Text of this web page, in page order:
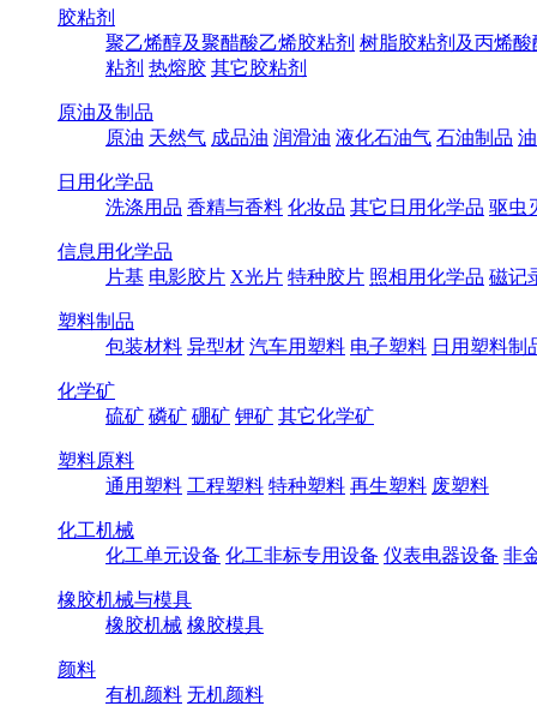
胶粘剂
聚乙烯醇及聚醋酸乙烯胶粘剂 树脂胶粘剂及丙烯酸
粘剂 热熔胶 其它胶粘剂
原油及制品
原油 天然气 成品油 润滑油 液化石油气 石油制品
日用化学品
洗涤用品 香精与香料 化妆品 其它日用化学品 驱虫
信息用化学品
片基 电影胶片 X光片 特种胶片 照相用化学品 磁记
塑料制品
包装材料 异型材 汽车用塑料 电子塑料 日用塑料制
化学矿
硫矿 磷矿 硼矿 钾矿 其它化学矿
塑料原料
通用塑料 工程塑料 特种塑料 再生塑料 废塑料
化工机械
化工单元设备 化工非标专用设备 仪表电器设备 非
橡胶机械与模具
橡胶机械 橡胶模具
颜料
有机颜料 无机颜料